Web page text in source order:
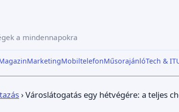
a mindennapokra
MarketingMobiltelefonMűsorajánlóTech & IT
›Városlátogatás egy hétvégére: a teljes